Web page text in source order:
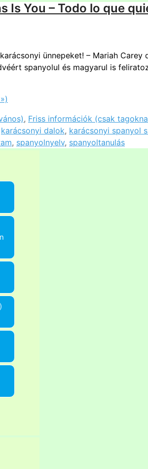
Is You – Todo lo que
ünnepeket! – Mariah
spanyolul és magyarul is
»)
, Friss információk (csak
karácsonyi dalok, karácsonyi spanyol
, spanyolnyelv, spanyoltanulás